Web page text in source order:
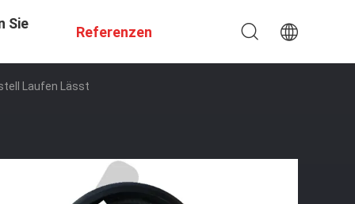
Sie
Referenzen
Laufen Lässt